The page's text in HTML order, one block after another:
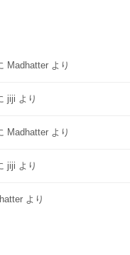
Madhatter より
jiji より
Madhatter より
jiji より
より